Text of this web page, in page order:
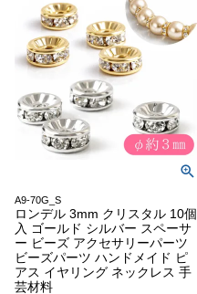
A9-70G_S
ロンデル 3mm クリスタル 10個
入 ゴールド シルバー スペーサ
ー ビーズ アクセサリーパーツ
ビーズパーツ ハンドメイド ピ
アス イヤリング ネックレス 手
芸材料